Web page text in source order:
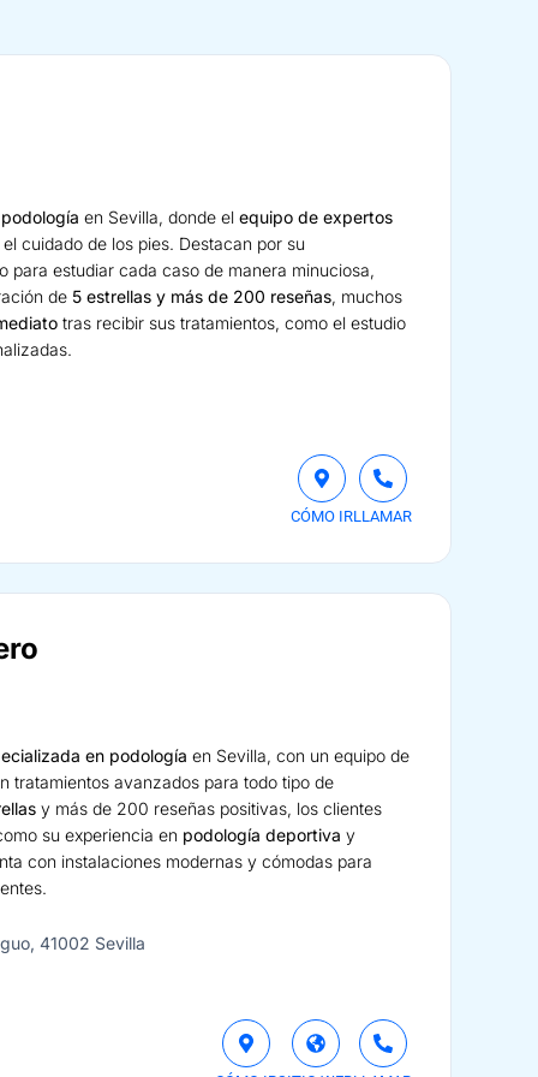
en Sevilla, donde elequipo de expertos
cuidado de los pies. Destacan por su
para estudiar cada caso de manera minuciosa,
de 5 estrellas y más de 200 reseñas, muchos
tras recibir sus tratamientos, como el estudio
CÓMO IRLLAMAR
en podología en Sevilla, con un equipo de
tratamientos avanzados para todo tipo de
y más de 200 reseñas positivas, los clientes
su experiencia en podología deportiva y
con instalaciones modernas y cómodas para
41002 Sevilla